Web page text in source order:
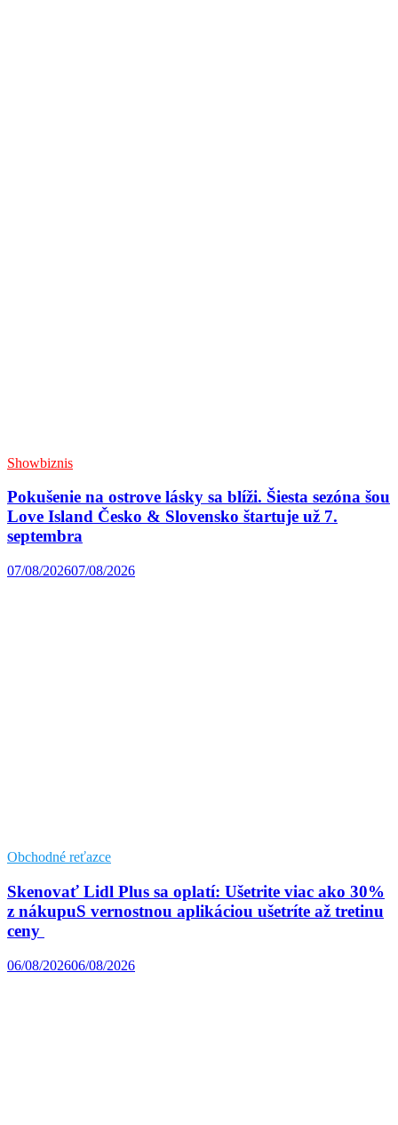
Showbiznis
Pokušenie na ostrove lásky sa blíži. Šiesta sezóna šou
Love Island Česko & Slovensko štartuje už 7.
septembra
07/08/202607/08/2026
Obchodné reťazce
Skenovať Lidl Plus sa oplatí: Ušetrite viac ako 30%
z nákupuS vernostnou aplikáciou ušetríte až tretinu
ceny
06/08/202606/08/2026